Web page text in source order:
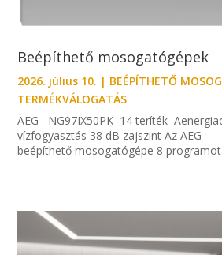
Beépíthető mosogatógépek
2026. július 10. | BEÉPÍTHETŐ
TERMÉKVÁLOGATÁS
AEG NG97IX50PK 14 teríték
vízfogyasztás 38 dB zajszint Az AEG
beépíthető mosogatógépe 8 programot